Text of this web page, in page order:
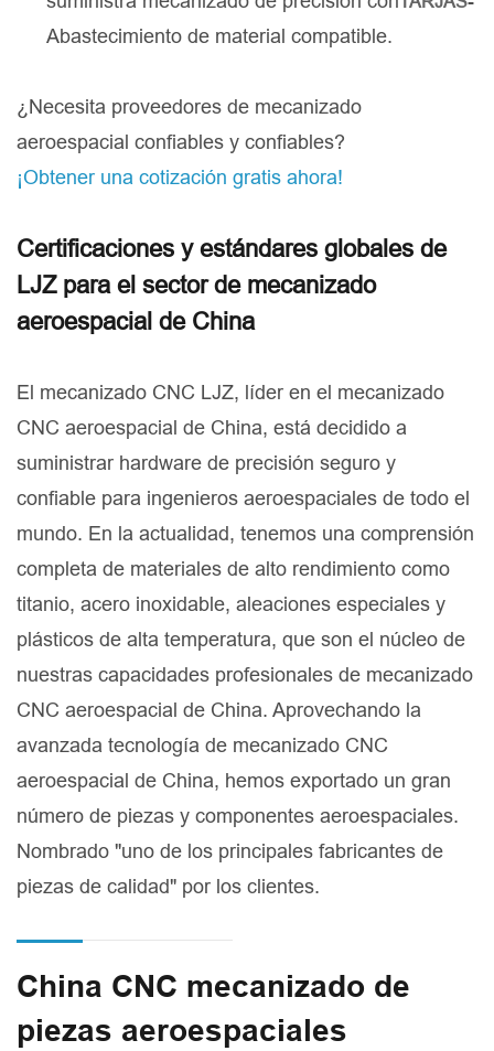
Abastecimiento de material compatible.
¿Necesita proveedores de mecanizado
aeroespacial confiables y confiables?
¡Obtener una cotización gratis ahora!
Certificaciones y estándares globales de
LJZ para el sector de mecanizado
aeroespacial de China
El mecanizado CNC LJZ, líder en el mecanizado
CNC aeroespacial de China, está decidido a
suministrar hardware de precisión seguro y
confiable para ingenieros aeroespaciales de todo el
mundo. En la actualidad, tenemos una comprensión
completa de materiales de alto rendimiento como
titanio, acero inoxidable, aleaciones especiales y
plásticos de alta temperatura, que son el núcleo de
nuestras capacidades profesionales de mecanizado
CNC aeroespacial de China. Aprovechando la
avanzada tecnología de mecanizado CNC
aeroespacial de China, hemos exportado un gran
número de piezas y componentes aeroespaciales.
Nombrado "uno de los principales fabricantes de
piezas de calidad" por los clientes.
China CNC mecanizado de
piezas aeroespaciales